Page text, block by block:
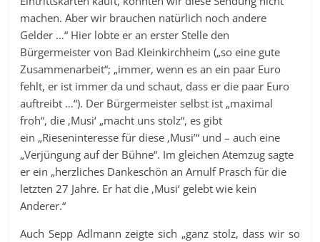
machen. Aber wir brauchen natürlich noch andere
Gelder …“ Hier lobte er an erster Stelle den
Bürgermeister von Bad Kleinkirchheim („so eine gute
Zusammenarbeit“; „immer, wenn es an ein paar Euro
fehlt, er ist immer da und schaut, dass er die paar Euro
auftreibt …“). Der Bürgermeister selbst ist „maximal
froh“, die ‚Musi‘ „macht uns stolz“, es gibt
ein „Rieseninteresse für diese ‚Musi’“ und – auch eine
„Verjüngung auf der Bühne“. Im gleichen Atemzug sagte
er ein „herzliches Dankeschön an Arnulf Prasch für die
letzten 27 Jahre. Er hat die ‚Musi‘ gelebt wie kein
Anderer.“
Auch Sepp Adlmann zeigte sich „ganz stolz, dass wir so